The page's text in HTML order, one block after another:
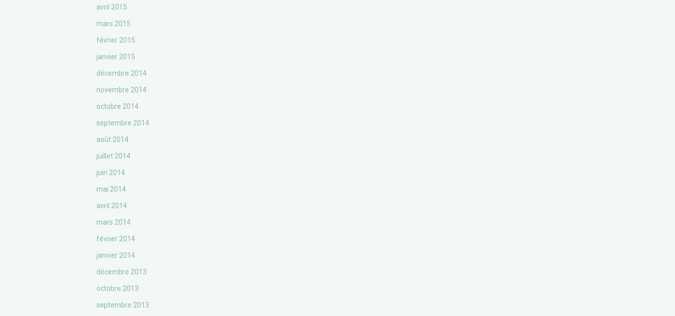
avril 2015
mars 2015
février 2015
janvier 2015
décembre 2014
novembre 2014
octobre 2014
septembre 2014
août 2014
juillet 2014
juin 2014
mai 2014
avril 2014
mars 2014
février 2014
janvier 2014
décembre 2013
octobre 2013
septembre 2013